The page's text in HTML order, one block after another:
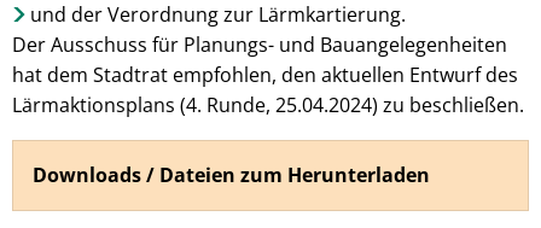
und der Verordnung zur Lärmkartierung.
Der Ausschuss für Planungs- und Bauangelegenheiten
hat dem Stadtrat empfohlen, den aktuellen Entwurf des
Lärmaktionsplans (4. Runde, 25.04.2024) zu beschließen.
Downloads / Dateien zum Herunterladen